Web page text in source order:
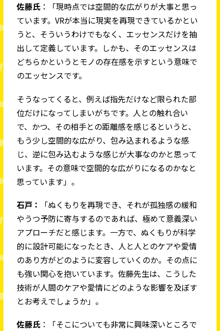
佐藤氏 ：「現時点では空間的な広がりが大事と思っ
ています。VRが本当に現実を再現できているかとい
うと、そういうわけでもなく、エッセンスだけを抽
出して定義しています。しかも、そのエッセンスは
どちらかというとモノの存在感を示すという意味で
のエッセンスです。
そうなってくると、例えば指先だけなど限られた部
位だけになってしまいがちです。人との触れ合い
で、かつ、その相手との距離感を感じるというと、
もう少し空間的な広がり、包み込まれるような感
じ、逆に包み込むような感じが大事なのかと思って
います。その意味で空間的な広がりになるのかなと
思っています」。
石戸：
「ぬくもりを再現でき、それが孤独感の緩和
やうつ予防に寄与するのであれば、極めて意義深い
アプローチだと感じます。一方で、ぬくもりが科学
的に設計可能になったとき、人と人とのケアや愛情
のあり方がどのように変容していくのか。その点に
も強い関心を抱いています。佐藤先生は、こうした
技術が人間のケアや愛情にどのような影響を及ぼす
とお考えでしょうか」。
佐藤氏 ：「そこについても非常に興味深いところで